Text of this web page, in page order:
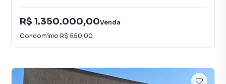
R$ 1.350.000,00Venda
Condomínio R$ 550,00